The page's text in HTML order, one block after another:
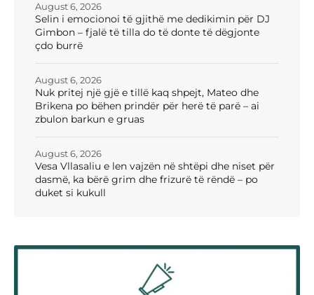
Selin i emocionoi të gjithë me dedikimin për DJ
Gimbon – fjalë të tilla do të donte të dëgjonte
çdo burrë
August 6, 2026
Nuk pritej një gjë e tillë kaq shpejt, Mateo dhe
Brikena po bëhen prindër për herë të parë – ai
zbulon barkun e gruas
August 6, 2026
Vesa Vllasaliu e len vajzën në shtëpi dhe niset për
dasmë, ka bërë grim dhe frizurë të rëndë – po
duket si kukull
August 6, 2026